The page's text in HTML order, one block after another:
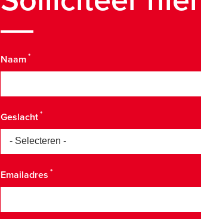
Naam
Geslacht
Emailadres